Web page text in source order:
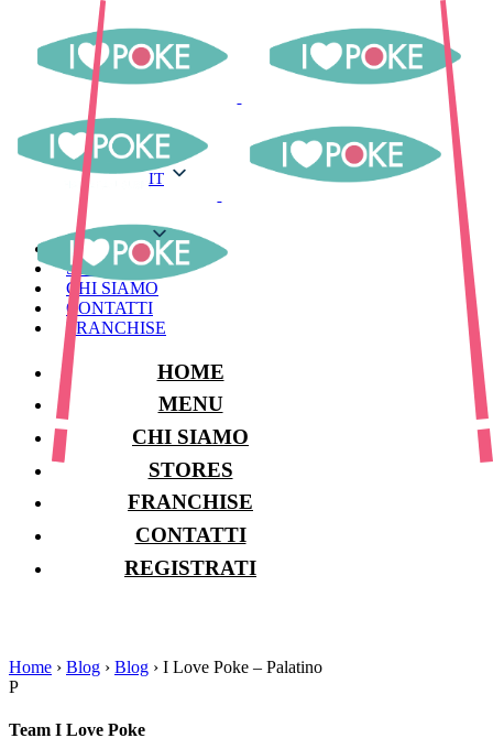
IT
MENU
STORES
CHI SIAMO
CONTATTI
FRANCHISE
HOME
MENU
CHI SIAMO
STORES
FRANCHISE
CONTATTI
REGISTRATI
Home › Blog › Blog › I Love Poke – Palatino
P
Team I Love Poke